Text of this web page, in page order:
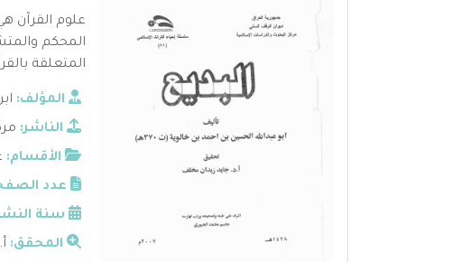
علوم القرآن
المحكم
المتعلقة
المؤلف:
الناشر:
الأقسام:
عدد
سنة
المحقق: